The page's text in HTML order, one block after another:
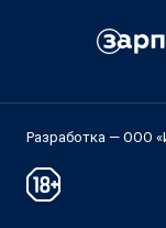
Разработка — ООО